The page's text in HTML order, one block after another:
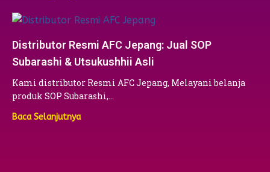
Distributor Resmi AFC Jepang: Jual SOP
Subarashi & Utsukushhii Asli
Kami distributor Resmi AFC Jepang, Melayani belanja
produk SOP Subarashi,…
Baca Selanjutnya